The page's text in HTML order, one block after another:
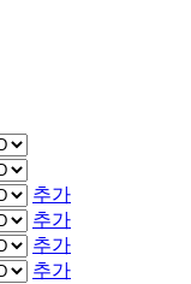
추가
추가
추가
추가